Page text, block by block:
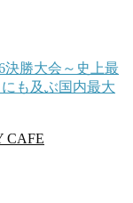
決勝大会～史上最
も及ぶ国内最大